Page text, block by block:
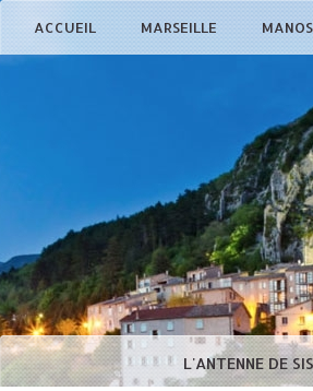
ACCUEIL MARSEILLE
L'ANTENNE DE